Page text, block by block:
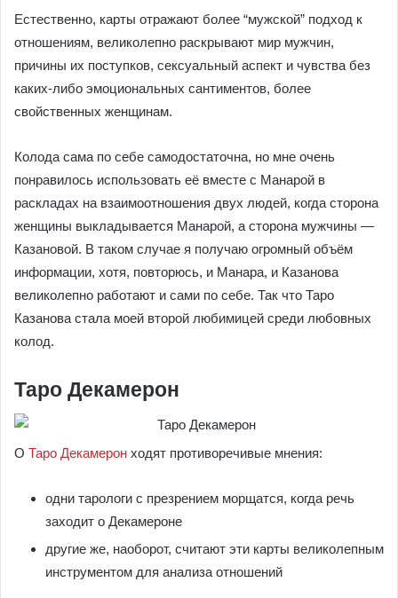
Естественно, карты отражают более “мужской” подход к
отношениям, великолепно раскрывают мир мужчин,
причины их поступков, сексуальный аспект и чувства без
каких-либо эмоциональных сантиментов, более
свойственных женщинам.
Колода сама по себе самодостаточна, но мне очень
понравилось использовать её вместе с Манарой в
раскладах на взаимоотношения двух людей, когда сторона
женщины выкладывается Манарой, а сторона мужчины —
Казановой. В таком случае я получаю огромный объём
информации, хотя, повторюсь, и Манара, и Казанова
великолепно работают и сами по себе. Так что Таро
Казанова стала моей второй любимицей среди любовных
колод.
Таро Декамерон
О Таро Декамерон ходят противоречивые мнения:
одни тарологи с презрением морщатся, когда речь
заходит о Декамероне
другие же, наоборот, считают эти карты великолепным
инструментом для анализа отношений